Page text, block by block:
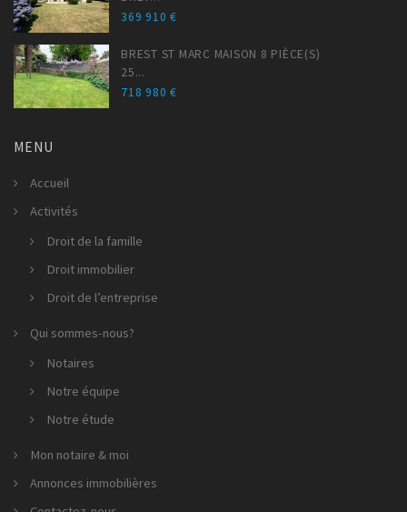
369 910 €
BREST ST MARC MAISON 8 PIÈCE(S)
25...
718 980 €
MENU
Accueil
Activités
Droit de la famille
Droit immobilier
Droit de l’entreprise
Qui sommes-nous?
Notaires
Notre équipe
Notre étude
Mon notaire & moi
Annonces immobilières